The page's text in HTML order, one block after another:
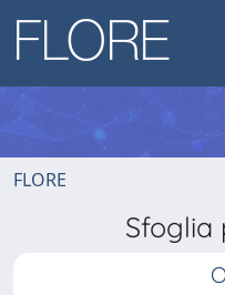
FLORE
Sfoglia